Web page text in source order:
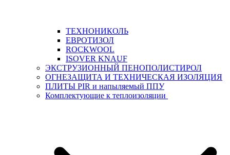
ТЕХНОНИКОЛЬ
ЕВРОТИЗОЛ
ROCKWOOL
ISOVER KNAUF
ЭКСТРУЗИОННЫЙ ПЕНОПОЛИСТИРОЛ
ОГНЕЗАЩИТА И ТЕХНИЧЕСКАЯ ИЗОЛЯЦИЯ
ПЛИТЫ PIR и напыляемый ППУ
Комплектующие к теплоизоляции